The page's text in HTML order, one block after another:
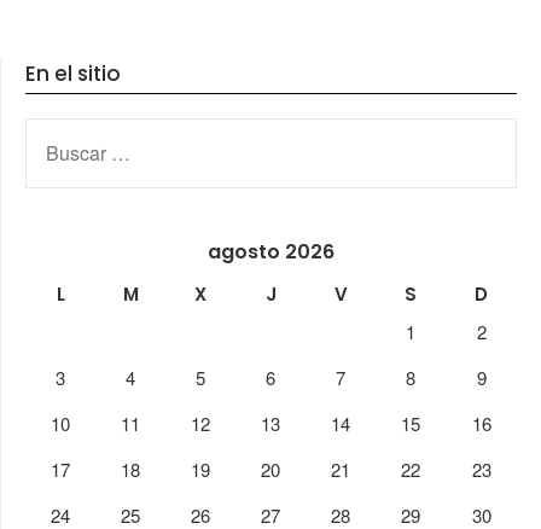
En el sitio
agosto 2026
L M X J V S
D
1
2
3
4 5 6 7 8
9
10
11 12 13 14 15
16
17
18 19 20 21 22
23
24
25 26 27 28 29
30